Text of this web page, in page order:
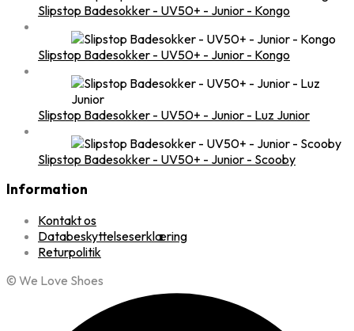
Slipstop Badesokker - UV50+ - Junior - Kongo
Slipstop Badesokker - UV50+ - Junior - Kongo
Slipstop Badesokker - UV50+ - Junior - Luz Junior
Slipstop Badesokker - UV50+ - Junior - Scooby
Information
Kontakt os
Databeskyttelseserklæring
Returpolitik
© We Love Shoes